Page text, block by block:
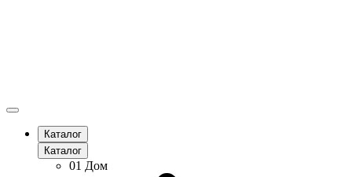
Каталог
Каталог
01 Дом